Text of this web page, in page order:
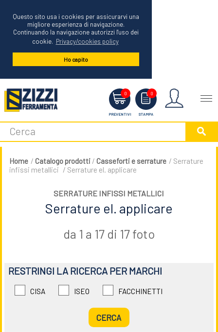
Questo sito usa i cookies per assicurarvi una
migliore esperienza di navigazione.
Continuando la navigazione autorizzi l'uso dei
cookie. Privacy/cookies policy
Ho capito
0
PREVENTIVI
0
STAMPA
Menu
Home / Catalogo prodotti/ Casseforti e serrature / Serrature
infissi metallici / Serrature el. applicare
SERRATURE INFISSI METALLICI
Serrature el. applicare
da 1 a 17 di 17 foto
RESTRINGI LA RICERCA PER MARCHI
CISA ISEO FACCHINETTI